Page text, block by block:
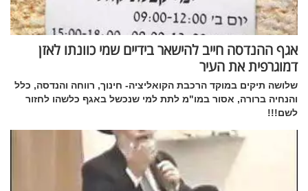
אגף ההנדסה חייב להישאר בידיים שמי כוונתו לאזן
דמוגרפית את העיר
שלושה תיקים במוקד הרכבת הקואליציה- חינוך, רווחה והנדסה, כלל
והנחיה ברורה, אסור במו"מ לתת למי שנכשל באגף כלשהו לחזור
לשם!!!